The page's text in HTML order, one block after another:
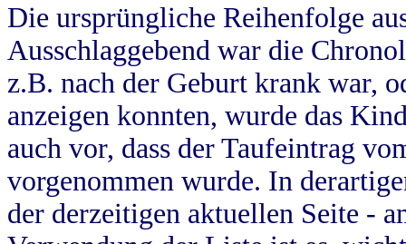
Die ursprüngliche Reihenfolge
Ausschlaggebend war die
z.B. nach der Geburt krank war,
anzeigen konnten, wurde das
auch vor, dass der Taufeintrag
vorgenommen wurde. In
der derzeitigen aktuellen Seite -